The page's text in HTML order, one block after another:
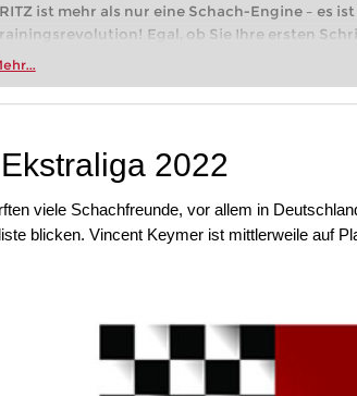
ist mehr als nur eine Schach-Engine – es
Egal, ob Sie Ihre ersten
machen oder bereits auf
2022
viele Schachfreunde, vor allem in
blicken. Vincent Keymer ist mittlerweile auf